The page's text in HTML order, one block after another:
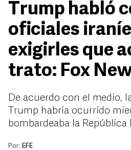
Trump habló
oficiales
exigirles que
trato: Fox
De acuerdo con el medio,
Trump habría ocurrido
bombardeaba la República
Por: EFE